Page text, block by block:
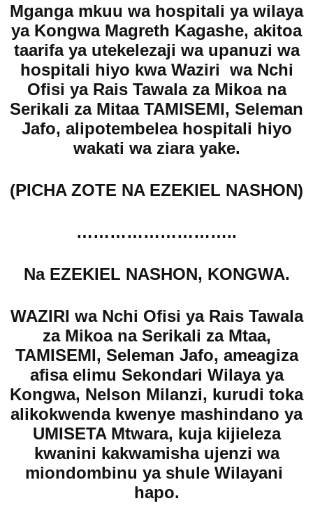
Mganga mkuu wa hospitali ya wilaya
ya Kongwa Magreth Kagashe, akitoa
taarifa ya utekelezaji wa upanuzi wa
hospitali hiyo kwa Waziri wa Nchi
Ofisi ya Rais Tawala za Mikoa na
Serikali za Mitaa TAMISEMI, Seleman
Jafo, alipotembelea hospitali hiyo
wakati wa ziara yake.
(PICHA ZOTE NA EZEKIEL NASHON)
………………………..
Na EZEKIEL NASHON, KONGWA.
WAZIRI wa Nchi Ofisi ya Rais Tawala
za Mikoa na Serikali za Mtaa,
TAMISEMI, Seleman Jafo, ameagiza
afisa elimu Sekondari Wilaya ya
Kongwa, Nelson Milanzi, kurudi toka
alikokwenda kwenye mashindano ya
UMISETA Mtwara, kuja kijieleza
kwanini kakwamisha ujenzi wa
miondombinu ya shule Wilayani
hapo.